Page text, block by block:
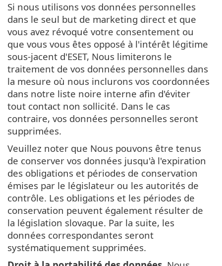
Si nous utilisons vos données personnelles
dans le seul but de marketing direct et que
vous avez révoqué votre consentement ou
que vous vous êtes opposé à l'intérêt légitime
sous-jacent d'ESET, Nous limiterons le
traitement de vos données personnelles dans
la mesure où nous inclurons vos coordonnées
dans notre liste noire interne afin d'éviter
tout contact non sollicité. Dans le cas
contraire, vos données personnelles seront
supprimées.
Veuillez noter que Nous pouvons être tenus
de conserver vos données jusqu'à l'expiration
des obligations et périodes de conservation
émises par le législateur ou les autorités de
contrôle. Les obligations et les périodes de
conservation peuvent également résulter de
la législation slovaque. Par la suite, les
données correspondantes seront
systématiquement supprimées.